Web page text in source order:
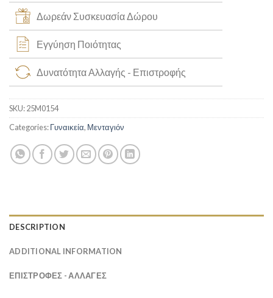
Δωρεάν Συσκευασία Δώρου
Εγγύηση Ποιότητας
Δυνατότητα Αλλαγής - Επιστροφής
SKU:25M0154
Categories:Γυναικεία, Μενταγιόν
DESCRIPTION
ADDITIONAL INFORMATION
ΕΠΙΣΤΡΟΦΕΣ - ΑΛΛΑΓΕΣ